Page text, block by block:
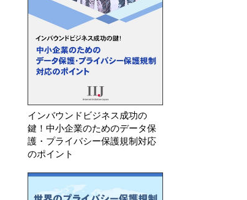
要な個人情報を廃棄していなかっ
たことを理由に生活用品メ…
インバウンドビジネス成功の
鍵！中小企業のためのデータ保
護・プライバシー保護規制対応
のポイント